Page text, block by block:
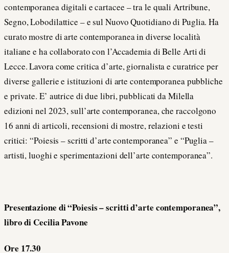
contemporanea digitali e cartacee – tra le quali Artribune,
Segno, Lobodilattice – e sul Nuovo Quotidiano di Puglia. Ha
curato mostre di arte contemporanea in diverse località
italiane e ha collaborato con l’Accademia di Belle Arti di
Lecce. Lavora come critica d’arte, giornalista e curatrice per
diverse gallerie e istituzioni di arte contemporanea pubbliche
e private. E’ autrice di due libri, pubblicati da Milella
edizioni nel 2023, sull’arte contemporanea, che raccolgono
16 anni di articoli, recensioni di mostre, relazioni e testi
critici: “Poiesis – scritti d’arte contemporanea” e “Puglia –
artisti, luoghi e sperimentazioni dell’arte contemporanea”.
Presentazione di “Poiesis – scritti d’arte contemporanea”,
libro di Cecilia Pavone
Ore 17.30